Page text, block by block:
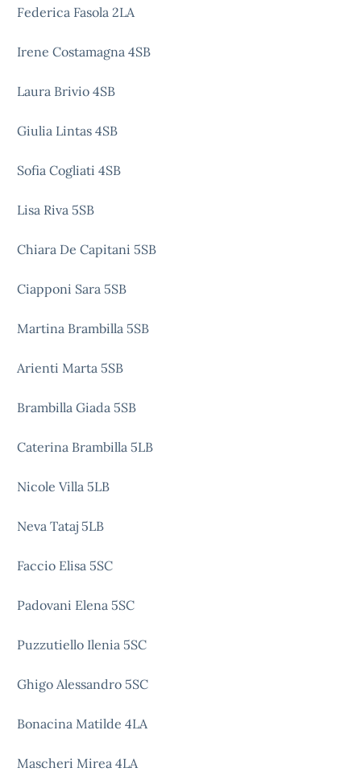
Federica Fasola 2LA
Irene Costamagna 4SB
Laura Brivio 4SB
Giulia Lintas 4SB
Sofia Cogliati 4SB
Lisa Riva 5SB
Chiara De Capitani 5SB
Ciapponi Sara 5SB
Martina Brambilla 5SB
Arienti Marta 5SB
Brambilla Giada 5SB
Caterina Brambilla 5LB
Nicole Villa 5LB
Neva Tataj 5LB
Faccio Elisa 5SC
Padovani Elena 5SC
Puzzutiello Ilenia 5SC
Ghigo Alessandro 5SC
Bonacina Matilde 4LA
Mascheri Mirea 4LA